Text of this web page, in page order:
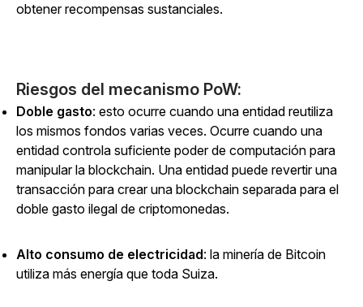
obtener recompensas sustanciales.
Riesgos del mecanismo PoW:
Doble gasto: esto ocurre cuando una entidad reutiliza
los mismos fondos varias veces. Ocurre cuando una
entidad controla suficiente poder de computación para
manipular la blockchain. Una entidad puede revertir una
transacción para crear una blockchain separada para el
doble gasto ilegal de criptomonedas.
Alto consumo de electricidad: la minería de Bitcoin
utiliza más energía que toda Suiza.